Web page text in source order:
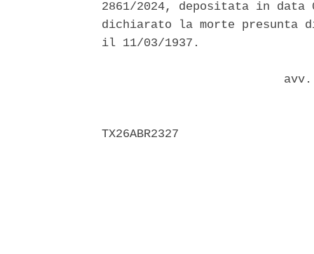
2861/2024, depositata in
dichiarato la morte presunta
il 11/03/1937.